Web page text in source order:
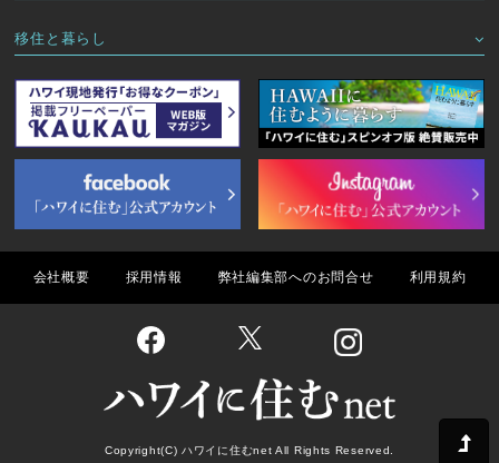
移住と暮らし
会社概要 採用情報 弊社編集部へのお問合せ 利用規約
Copyright(C) ハワイに住むnet All Rights Reserved.